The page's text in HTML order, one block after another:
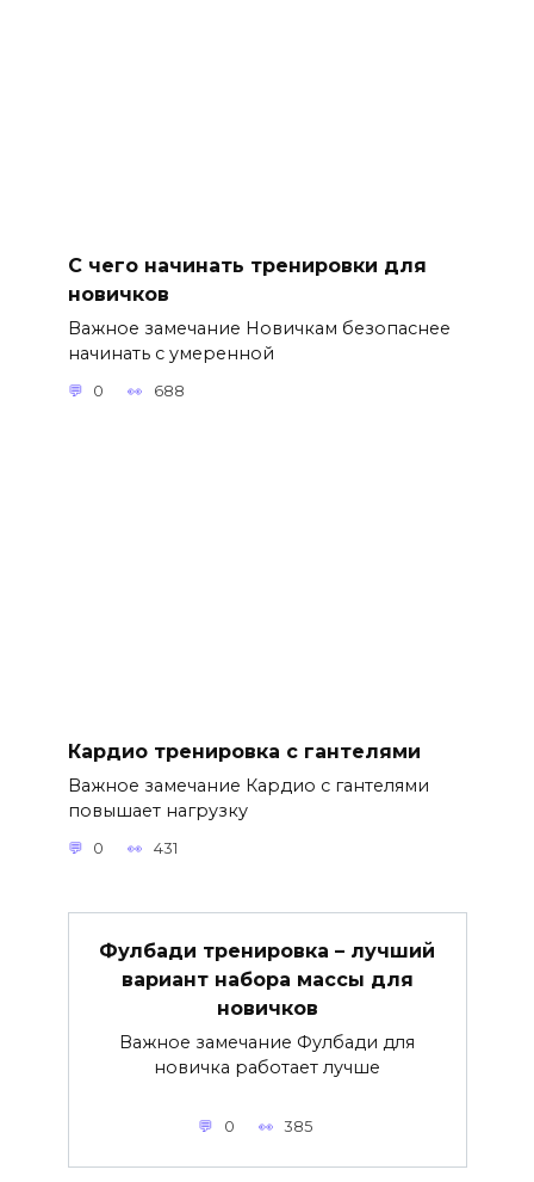
С чего начинать тренировки для
новичков
Важное замечание Новичкам безопаснее
начинать с умеренной
0 688
Кардио тренировка с гантелями
Важное замечание Кардио с гантелями
повышает нагрузку
0 431
Фулбади тренировка – лучший
вариант набора массы для
новичков
Важное замечание Фулбади для
новичка работает лучше
0 385